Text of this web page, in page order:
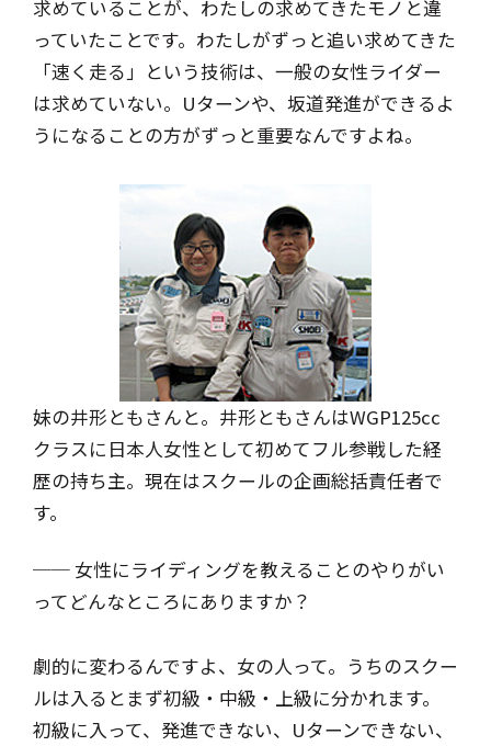
求めていることが、わたしの求めてきたモノと違
っていたことです。わたしがずっと追い求めてきた
「速く走る」という技術は、一般の女性ライダー
は求めていない。Uターンや、坂道発進ができるよ
うになることの方がずっと重要なんですよね。
妹の井形ともさんと。 井形ともさんはWGP125cc
クラスに 日本人女性として初めてフル参戦した経
歴の持ち主。 現在はスクールの企画総括責任者で
す。
── 女性にライディングを教えることのやりがい
ってどんなところにありますか？
劇的に変わるんですよ、女の人って。うちのスクー
ルは入るとまず初級・中級・上級に分かれます。
初級に入って、発進できない、Uターンできない、